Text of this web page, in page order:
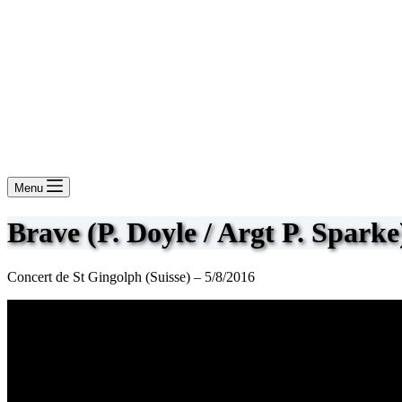
Menu
Brave (P. Doyle / Argt P.
Concert de St Gingolph (Suisse) – 5/8/2016